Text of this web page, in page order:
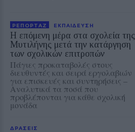
ΡΕΠΟΡΤΑΖ ΕΚΠΑΙΔΕΥΣΗ
Η επόμενη μέρα στα σχολεία της
Μυτιλήνης μετά την κατάργηση
των σχολικών επιτροπών
Πάγιες προκαταβολές στους
διευθυντές και σειρά εργολαβιών
για επισκευές και συντηρήσεις –
Αναλυτικά τα ποσά που
προβλέπονται για κάθε σχολική
μονάδα
ΔΡΑΣΕΙΣ